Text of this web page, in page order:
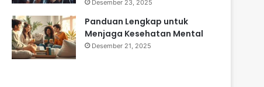
Desember 23, 2025
Panduan Lengkap untuk
Menjaga Kesehatan Mental
Desember 21, 2025